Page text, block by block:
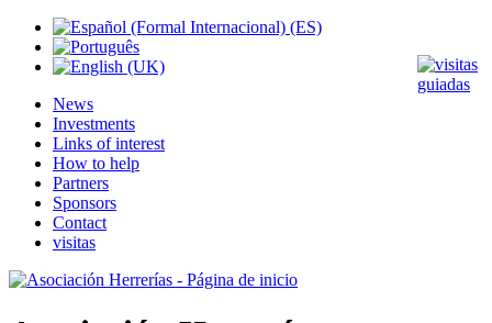
News
Investments
Links of interest
How to help
Partners
Sponsors
Contact
visitas